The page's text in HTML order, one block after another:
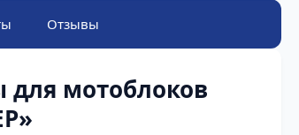
Отзывы
для мотоблоков